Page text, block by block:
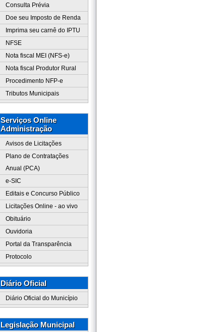
Consulta Prévia
Doe seu Imposto de Renda
Imprima seu carnê do IPTU
NFSE
Nota fiscal MEI (NFS-e)
Nota fiscal Produtor Rural
Procedimento NFP-e
Tributos Municipais
Serviços Online
Administração
Avisos de Licitações
Plano de Contratações
Anual (PCA)
e-SIC
Editais e Concurso Público
Licitações Online - ao vivo
Obituário
Ouvidoria
Portal da Transparência
Protocolo
Diário Oficial
Diário Oficial do Município
Legislação Municipal